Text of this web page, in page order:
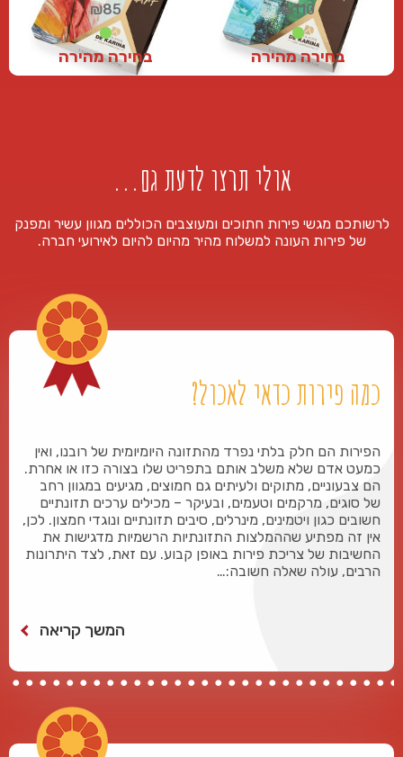
₪110
בחירה מהירה
₪85
בחירה מהירה
אולי תרצו לדעת גם...
לרשותכם מגשי פירות חתוכים ומעוצבים הכוללים מגוון עשיר ומפנק
של פירות העונה למשלוח מהיר מהיום להיום לאירועי חברה.
כמה פירות כדאי לאכול?
הפירות הם חלק בלתי נפרד מהתזונה היומיומית של רובנו, ואין
כמעט אדם שלא משלב אותם בתפריט שלו בצורה כזו או אחרת.
הם צבעוניים, מתוקים ולעיתים גם חמוצים, מגיעים במגוון רחב
של סוגים, מרקמים וטעמים, ובעיקר – מכילים ערכים תזונתיים
חשובים כגון ויטמינים, מינרלים, סיבים תזונתיים ונוגדי חמצון. לכן,
אין זה מפתיע שההמלצות התזונתיות הרשמיות מדגישות את
החשיבות של צריכת פירות באופן קבוע. עם זאת, לצד היתרונות
הרבים, עולה שאלה חשובה:…
המשך קריאה